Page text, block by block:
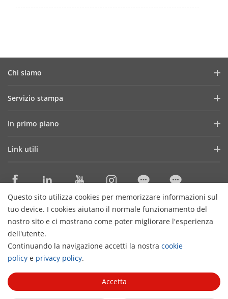
Questo sito utilizza cookies per memorizzare informazioni sul
tuo device. I cookies aiutano il normale funzionamento del
nostro sito e ci mostrano come poter migliorare l'esperienza
dell'utente.
Continuando la navigazione accetti la nostra cookie
policy e privacy policy.
Accetta
Chi siamo
Lavora con noi
Seguici sui social
Servizio stampa
Eventi e fiere
In primo piano
SBOBOX
Solution Exclusive Selection
Link utili
Distributori Specializzati Sicurezza
Cataloghi ProExpert
Distributori Materiale Elettrico
Cataloghi HiWatch
Garanzie Prodotti
Discontinued products
Accessibility Statement
Contattaci
© 2026 Hangzhou Hikvision Digital Technology Co., Ltd. All
Rights Reserved.
Cookie Policy